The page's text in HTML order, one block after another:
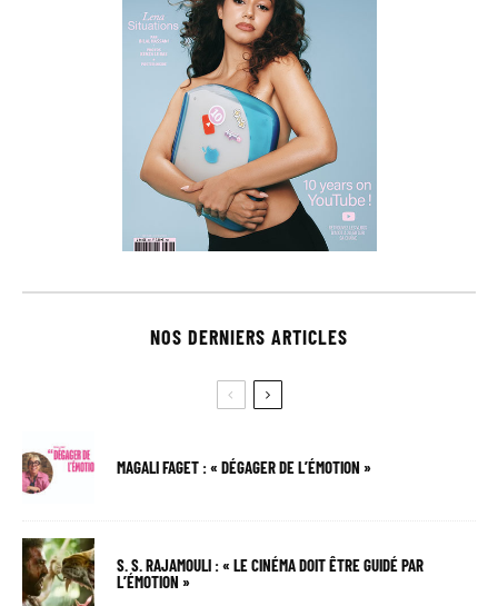
NOS DERNIERS ARTICLES
MAGALI FAGET : « DÉGAGER DE L’ÉMOTION »
S. S. RAJAMOULI : « LE CINÉMA DOIT ÊTRE GUIDÉ PAR
L’ÉMOTION »